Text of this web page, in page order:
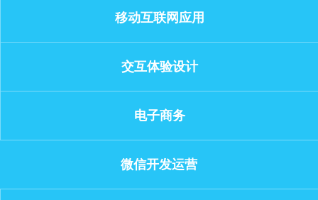
移动互联网应用
交互体验设计
电子商务
微信开发运营